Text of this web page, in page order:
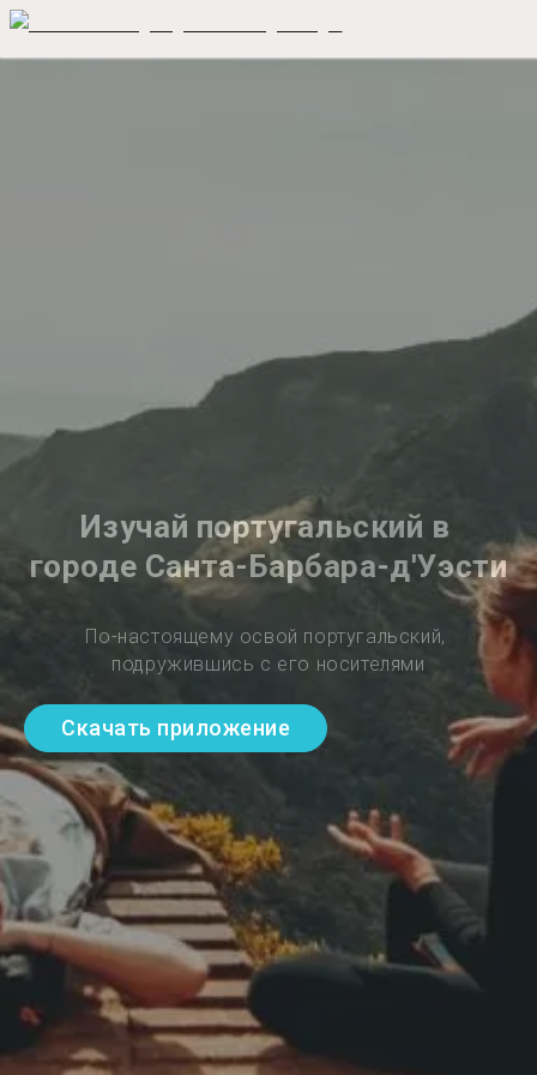
Изучай португальский в
городе Санта-Барбара-д'Уэсти
По-настоящему освой португальский,
подружившись с его носителями
Скачать приложение